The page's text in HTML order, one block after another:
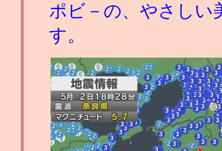
ポビ－の、やさしい
す。